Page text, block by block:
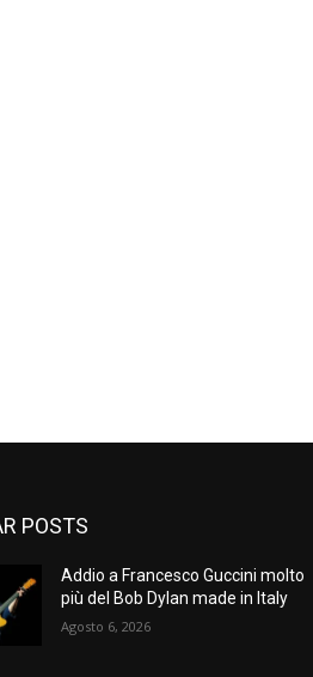
POSTS
Addio a Francesco Guccini molto
più del Bob Dylan made in Italy
Agosto 6, 2026